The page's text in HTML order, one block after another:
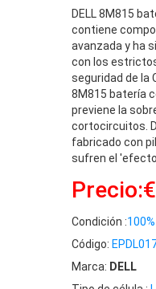
DELL 8M815
contiene
avanzada y ha
con los
seguridad de la
8M815 batería
previene la
cortocircuitos.
fabricado con
sufren el
Condición :
Código:
Marca: DELL